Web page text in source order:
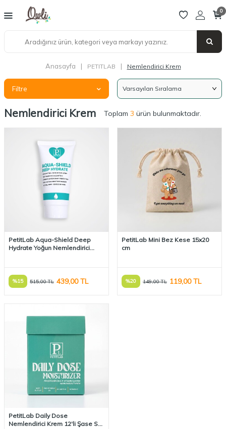
0
Anasayfa | PETITLAB | Nemlendirici Krem
Filtre
Nemlendirici Krem Toplam 3 ürün bulunmaktadır.
PetitLab Aqua-Shield Deep
Hydrate Yoğun Nemlendirici
%15 515,00TL 439,00TL
PetitLab Mini Bez Kese 15x20
cm
%20 149,00TL 119,00TL
PetitLab Daily Dose
Nemlendirici Krem 12'li Şase Set